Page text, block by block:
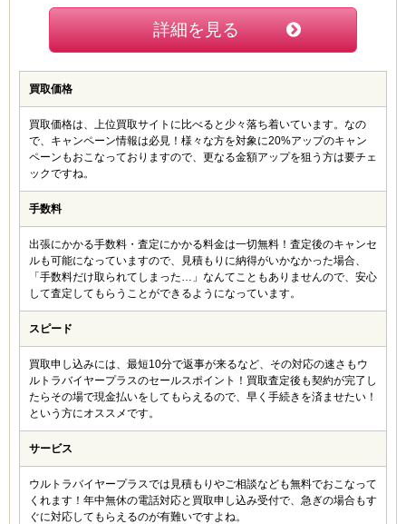
た者です。決して高額買取とは言えませんが、少し傷が
目立つジュエリーでも値段が付いたことには驚きです。
新品を売る場合はあんまりかも。
うっちゃん (30代)
3.5
適正価格をつけてくれるお店。でも特別何かお得になる
キャンペーンとかがないので、ちょっと損した気分には
3.5
壊れた宝石でも買い取ってもらえるということで、ちぎ
れたネックレスも値段をつけてくれました。しかしネッ
OT (50代)
若い頃に身に着けていたジュエリーを買い取ってもらい
てみました。 古いジュエリーにしてはそれなりに値
段をつけてくれてよかったと思います。
詳細を見る
買取価格
買取価格は、上位買取サイトに比べると少々落ち着いています。なの
で、キャンペーン情報は必見！様々な方を対象に20%アップのキャン
ペーンもおこなっておりますので、更なる金額アップを狙う方は要チェ
ックですね。
手数料
出張にかかる手数料・査定にかかる料金は一切無料！査定後のキャンセ
ルも可能になっていますので、見積もりに納得がいかなかった場合、
「手数料だけ取られてしまった…」なんてこともありませんので、安心
して査定してもらうことができるようになっています。
スピード
買取申し込みには、最短10分で返事が来るなど、その対応の速さもウ
ルトラバイヤープラスのセールスポイント！買取査定後も契約が完了し
たらその場で現金払いをしてもらえるので、早く手続きを済ませたい！
という方にオススメです。
サービス
ウルトラバイヤープラスでは見積もりやご相談なども無料でおこなって
くれます！年中無休の電話対応と買取申し込み受付で、急ぎの場合もす
ぐに対応してもらえるのが有難いですよね。